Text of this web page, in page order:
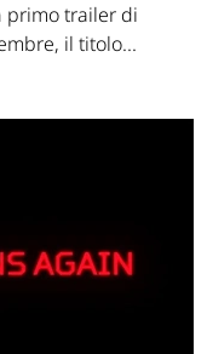
primo trailer di
il titolo...